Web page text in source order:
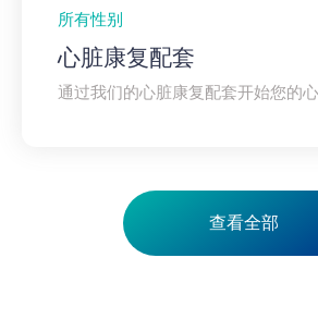
所有性别
心脏康复配套
通过我们的心脏康复配套开始您的
查看全部